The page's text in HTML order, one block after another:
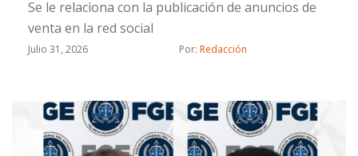
Se le relaciona con la publicación de anuncios de
venta en la red social
Julio 31, 2026 Por: Redacción